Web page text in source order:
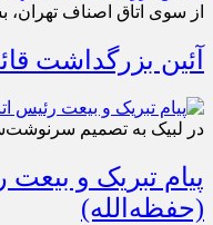
از سوی اتاق اصناف تهران،
آئین بزرگداشت
در لبیک به تصمیم
پیام تبریک و
(حفظه‌الله)